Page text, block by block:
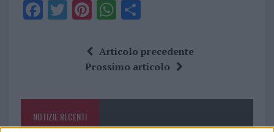
F
o
k
T Pi
te
re
W
at
s
p
p
S
a
re
Articolo precedente
Prossimo articolo
NOTIZIE RECENTI